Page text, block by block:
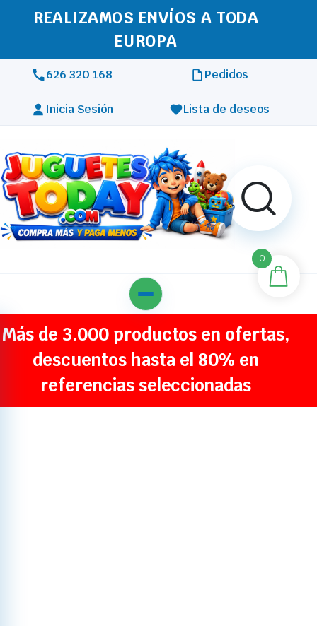
REALIZAMOS ENVÍOS A TODA
EUROPA
626 320 168 Pedidos
Inicia Sesión Lista de deseos
Más de 3.000 productos en ofertas,
descuentos hasta el 80% en
referencias seleccionadas
0